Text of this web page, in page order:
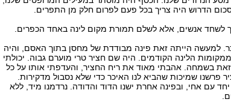
הדרוש היה צריך בכל פעם לפרום חלק מן התפרים.
לשחד אנשים, אלא לשלם תמורת מקום לינה באחד הכפרים.
למעשה הייתה זאת פינה מבודדת של מחסן בתוך האסם, והיה
הלינה הקודמים. היה שם חציר טרי מוערם גבוה. יכולתי
זאת בשמחה. אהבתי מאוד את ריח החציר, והעדפתי אותו על כל
פרשנו שמיכות שהביא לנו האיכר כדי שלא נסבול מדקירות.
עם אחי, ובפינה אחרת ישנו הדוד והדודה. נרדמנו מיד, ללא